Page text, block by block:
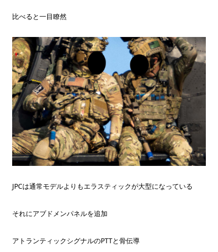
比べると一目瞭然
JPCは通常モデルよりもエラスティックが大型になっている
それにアブドメンパネルを追加
アトランティックシグナルのPTTと骨伝導